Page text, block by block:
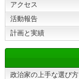
アクセス
活動報告
計画と実績
政治家の上手な選び方